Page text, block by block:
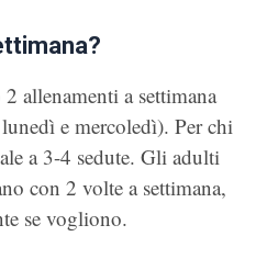
allenamenti a settimana
e mercoledì). Per chi
a 3-4 sedute. Gli adulti
con 2 volte a settimana,
se vogliono.